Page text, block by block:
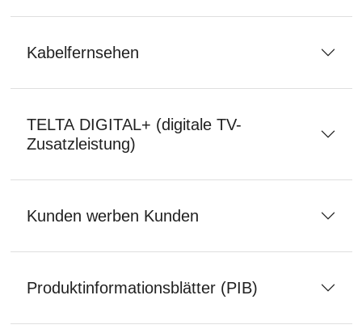
Kabelfernsehen
TELTA DIGITAL+ (digitale TV-
Zusatzleistung)
Kunden werben Kunden
Produktinformationsblätter (PIB)